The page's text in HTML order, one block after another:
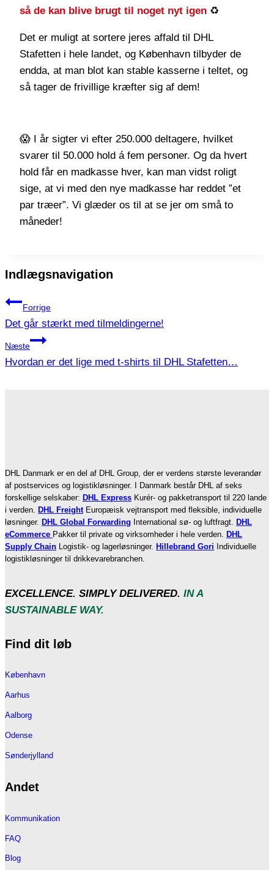
så de kan blive brugt til noget nyt igen ♻️
Det er muligt at sortere jeres affald til DHL
Stafetten i hele landet, og København tilbyder de
endda, at man blot kan stable kasserne i teltet, og
så tager de frivillige kræfter sig af dem!
😱 I år sigter vi efter 250.000 deltagere, hvilket
svarer til 50.000 hold á fem personer. Og da hvert
hold får en madkasse hver, kan man vidst roligt
sige, at vi med den nye madkasse har reddet ”et
par træer”. Vi glæder os til at se jer om små to
måneder!
Indlægsnavigation
Forrige
Det går stærkt med tilmeldingerne!
Næste
Hvordan er det lige med t-shirts til DHL Stafetten…
DHL Danmark er en del af DHL Group, der er verdens største leverandør
af postservices og logistikløsninger. I Danmark består DHL af seks
forskellige selskaber: DHL Express Kurér- og pakketransport til 220 lande
i verden. DHL FreightEuropæisk vejtransport med fleksible, individuelle
løsninger. DHL Global Forwarding International sø- og luftfragt. DHL
eCommerce Pakker til private og virksomheder i hele verden. DHL
Supply Chain Logistik- og lagerløsninger. Hillebrand Gori Individuelle
logistikløsninger til drikkevarebranchen.
EXCELLENCE. SIMPLY DELIVERED. IN A
SUSTAINABLE WAY.
Find dit løb
København
Aarhus
Aalborg
Odense
Sønderjylland
Andet
Kommunikation
FAQ
Blog